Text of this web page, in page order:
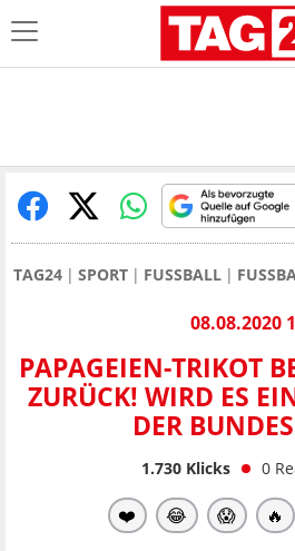
TAG24 SPORT FUSSBALL
08.08.2020
PAPAGEIEN-TRIKOT
ZURÜCK! WIRD ES
DER
1.730Klicks 0
❤️ 😂 😱 🔥